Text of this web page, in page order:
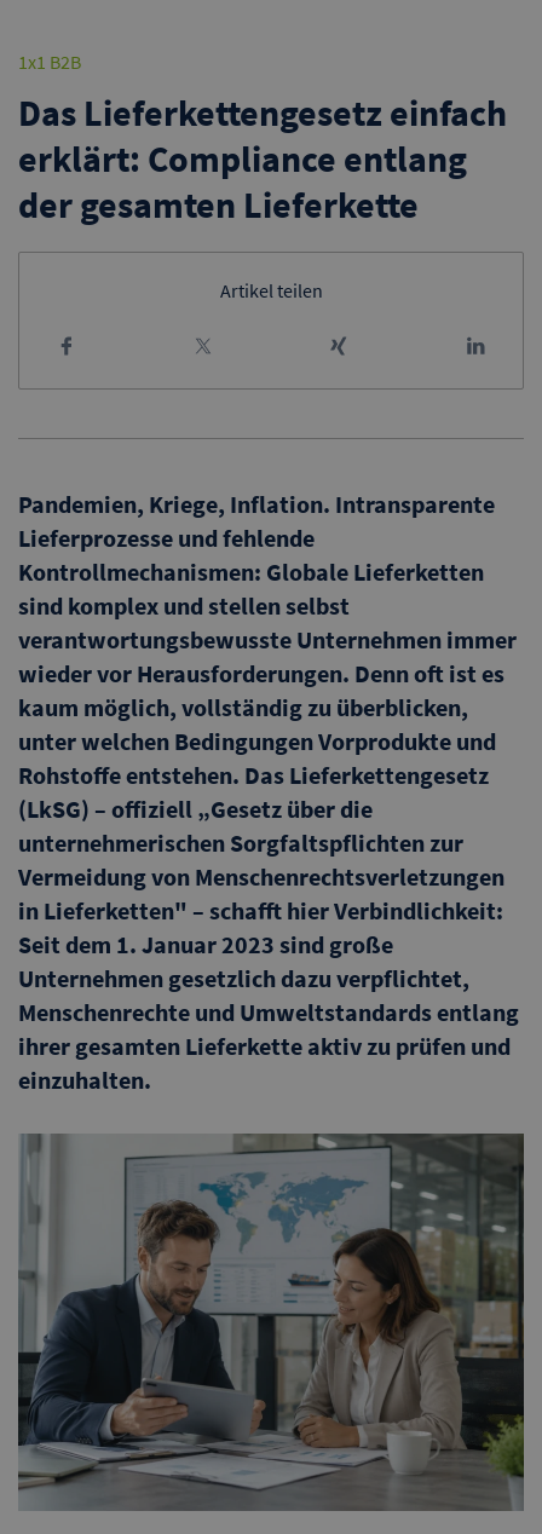
1x1 B2B
Das Lieferkettengesetz einfach
erklärt: Compliance entlang
der gesamten Lieferkette
Artikel teilen
Pandemien, Kriege, Inflation. Intransparente
Lieferprozesse und fehlende
Kontrollmechanismen: Globale Lieferketten
sind komplex und stellen selbst
verantwortungsbewusste Unternehmen immer
wieder vor Herausforderungen. Denn oft ist es
kaum möglich, vollständig zu überblicken,
unter welchen Bedingungen Vorprodukte und
Rohstoffe entstehen. Das Lieferkettengesetz
(LkSG) – offiziell „Gesetz über die
unternehmerischen Sorgfaltspflichten zur
Vermeidung von Menschenrechtsverletzungen
in Lieferketten" – schafft hier Verbindlichkeit:
Seit dem 1. Januar 2023 sind große
Unternehmen gesetzlich dazu verpflichtet,
Menschenrechte und Umweltstandards entlang
ihrer gesamten Lieferkette aktiv zu prüfen und
einzuhalten.